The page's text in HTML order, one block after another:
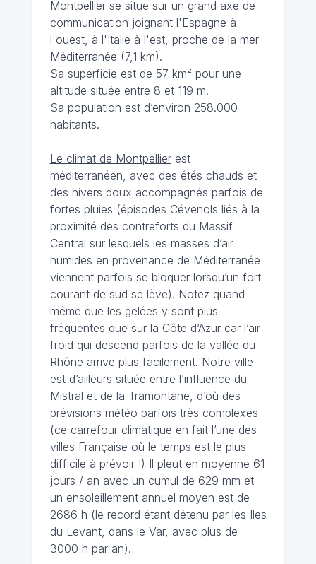
Montpellier se situe sur un grand axe de
communication joignant l'Espagne à
l'ouest, à l'Italie à l'est, proche de la mer
Méditerranée (7,1 km).
Sa superficie est de 57 km² pour une
altitude située entre 8 et 119 m.
Sa population est d’environ 258.000
habitants.
Le climat de Montpellierest
méditerranéen, avec des étés chauds et
des hivers doux accompagnés parfois de
fortes pluies (épisodes Cévenols liés à la
proximité des contreforts du Massif
Central sur lesquels les masses d’air
humides en provenance de Méditerranée
viennent parfois se bloquer lorsqu’un fort
courant de sud se lève). Notez quand
même que les gelées y sont plus
fréquentes que sur la Côte d’Azur car l’air
froid qui descend parfois de la vallée du
Rhône arrive plus facilement. Notre ville
est d’ailleurs située entre l’influence du
Mistral et de la Tramontane, d’où des
prévisions météo parfois très complexes
(ce carrefour climatique en fait l’une des
villes Française où le temps est le plus
difficile à prévoir !) Il pleut en moyenne 61
jours / an avec un cumul de 629 mm et
un ensoleillement annuel moyen est de
2686 h (le record étant détenu par les Iles
du Levant, dans le Var, avec plus de
3000 h par an).